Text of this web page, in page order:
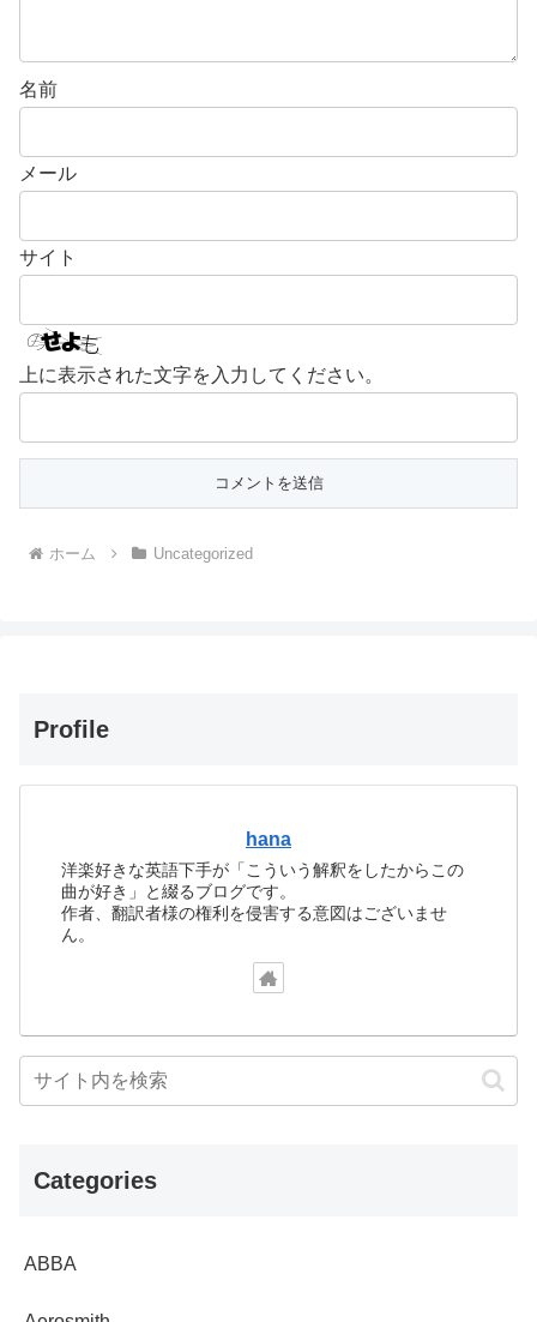
名前
メール
サイト
上に表示された文字を入力してください。
ホーム Uncategorized
Profile
hana
洋楽好きな英語下手が「こういう解釈をしたからこの
曲が好き」と綴るブログです。
作者、翻訳者様の権利を侵害する意図はございませ
ん。
Categories
ABBA